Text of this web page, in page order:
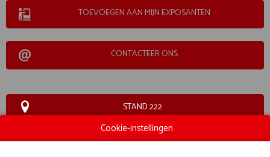
TOEVOEGEN AAN MIJN EXPOSANTEN
CONTACTEER ONS
STAND 222
Cookie-instellingen